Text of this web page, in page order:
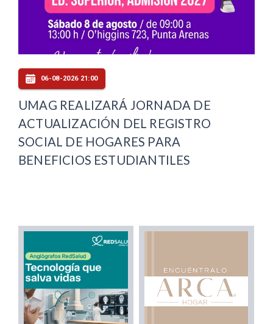
06-08-2026 21:00
UMAG REALIZARÁ JORNADA DE
ACTUALIZACIÓN DEL REGISTRO
SOCIAL DE HOGARES PARA
BENEFICIOS ESTUDIANTILES